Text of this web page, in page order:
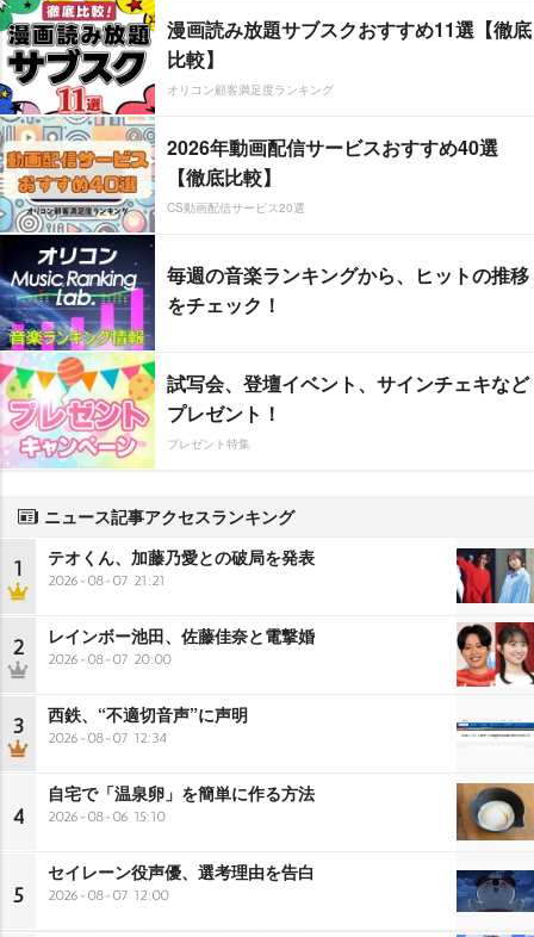
漫画読み放題サブスクおすすめ11選【徹底
比較】
オリコン顧客満足度ランキング
2026年動画配信サービスおすすめ40選
【徹底比較】
CS動画配信サービス20選
毎週の音楽ランキングから、ヒットの推移
をチェック！
試写会、登壇イベント、サインチェキなど
プレゼント！
プレゼント特集
ニュース記事アクセスランキング
1 テオくん、加藤乃愛との破局を発表
2026-08-07 21:21
2 レインボー池田、佐藤佳奈と電撃婚
2026-08-07 20:00
3 西鉄、“不適切音声”に声明
2026-08-07 12:34
4
自宅で「温泉卵」を簡単に作る方法
2026-08-06 15:10
5
セイレーン役声優、選考理由を告白
2026-08-07 12:00